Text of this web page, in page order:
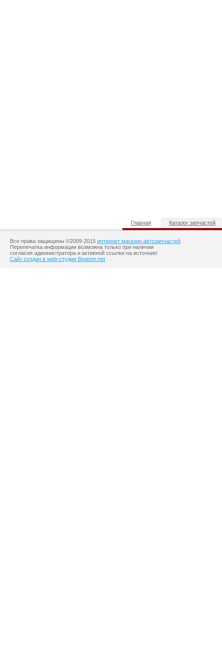
Главная Каталог запчастей
Все права защищены ©2009-2015 интернет магазин автозапчастей
Перепечатка информации возможна только при наличии
согласия администратора и активной ссылки на источник!
Сайт создан в web-студии Beatom.net